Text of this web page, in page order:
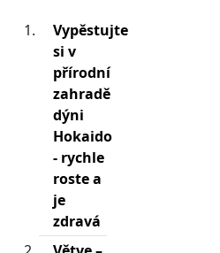
Vypěstujte
si v
přírodní
zahradě
dýni
Hokaido
- rychle
roste a
je
zdravá